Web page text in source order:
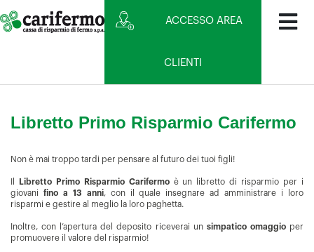
ACCESSO AREA
CLIENTI
Libretto Primo Risparmio Carifermo
Non è mai troppo tardi per pensare al futuro dei tuoi figli!
Libretto Primo Risparmio Carifermoè un libretto di risparmio per i
giovani fino a 13 anni, con il quale insegnare ad amministrare i loro
risparmi e gestire al meglio la loro paghetta.
Inoltre, con l’apertura del deposito riceverai un simpatico omaggioper
promuovere il valore del risparmio!